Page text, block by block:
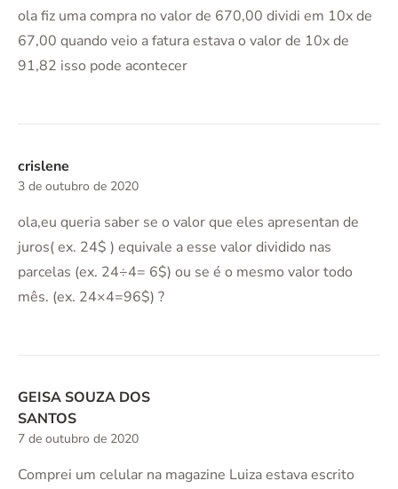
ola fiz uma compra no valor de 670,00 dividi em 10x de
67,00 quando veio a fatura estava o valor de 10x de
91,82 isso pode acontecer
crislene
3 de outubro de 2020
ola,eu queria saber se o valor que eles apresentan de
juros( ex. 24$ ) equivale a esse valor dividido nas
parcelas (ex. 24÷4= 6$) ou se é o mesmo valor todo
mês. (ex. 24×4=96$) ?
GEISA SOUZA DOS
SANTOS
7 de outubro de 2020
Comprei um celular na magazine Luiza estava escrito